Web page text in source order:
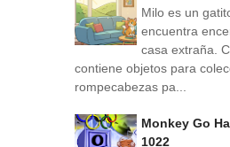
Milo es un
encuentra
casa extraña.
contiene objetos para
rompecabezas pa...
Monkey Go
1022